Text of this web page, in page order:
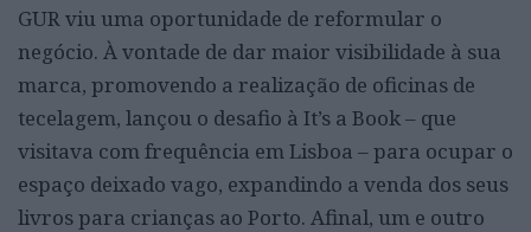
GUR viu uma oportunidade de reformular o
negócio. À vontade de dar maior visibilidade à sua
marca, promovendo a realização de oficinas de
tecelagem, lançou o desafio à It’s a Book – que
visitava com frequência em Lisboa – para ocupar o
espaço deixado vago, expandindo a venda dos seus
livros para crianças ao Porto. Afinal, um e outro